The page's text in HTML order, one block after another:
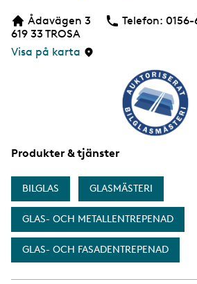
b
s
i
Ådavägen 3
619 33TROSA
Visa på karta
Telefon:
Produkter & tjänster
BILGLAS GLASMÄSTERI
GLAS- OCH METALLENTREPENAD
GLAS- OCH FASADENTREPENAD